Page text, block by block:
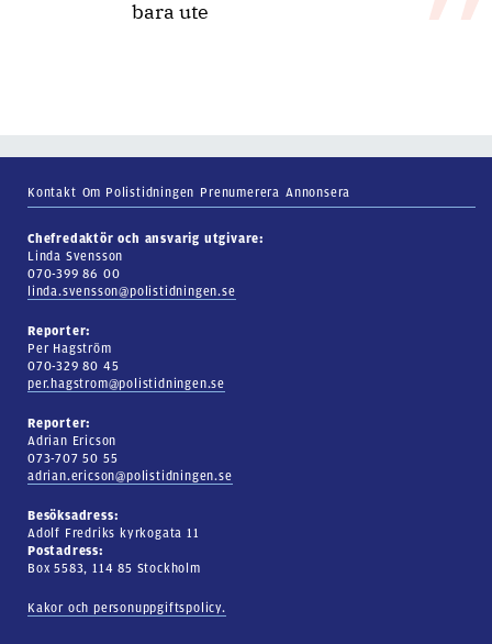
bara ute
Kontakt Om Polistidningen Prenumerera Annonsera
Chefredaktör och ansvarig utgivare:
Linda Svensson
070-399 86 00
linda.svensson@polistidningen.se
Reporter:
Per Hagström
070-329 80 45
per.hagstrom@polistidningen.se
Reporter:
Adrian Ericson
073-707 50 55
adrian.ericson@polistidningen.se
Besöksadress:
Adolf Fredriks kyrkogata 11
Postadress:
Box 5583, 114 85 Stockholm
Kakor och personuppgiftspolicy.